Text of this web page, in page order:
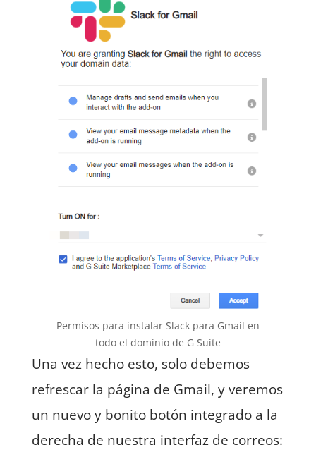
Permisos para instalar Slack para Gmail en
todo el dominio de G Suite
Una vez hecho esto, solo debemos
refrescar la página de Gmail, y veremos
un nuevo y bonito botón integrado a la
derecha de nuestra interfaz de correos: